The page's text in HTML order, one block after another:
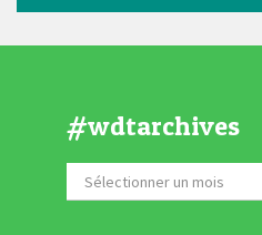
#wdtarchives